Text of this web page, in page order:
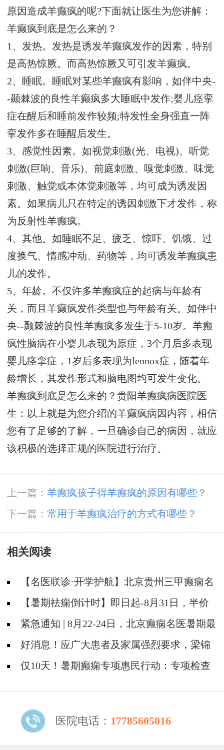
原因造成羊癫疯的呢?下面就让医生为您讲解：
羊癫疯到底是怎么来的？
1、发热。发热是诱发羊癫疯发作的因素，特别
是高热惊厥。而高热惊厥又可引发羊癫疯。
2、睡眠。睡眠对某些羊癫疯有影响，如伴中央-
-颞棘波的良性羊癫疯多大睡眠中发作;婴儿痉挛
症在醒后和睡前发作较频;特发性全身强直一阵
挛发作多在睡醒后发生。
3、感觉性因素。如视觉刺激(光、电视)、听觉
刺激(巨响、音乐)、前庭刺激、嗅觉刺激、味觉
刺激、触觉或本体觉刺激等，均可成为诱发因
素。如果病儿只在特定的诱因刺激下才发作，称
为反射性羊癫疯。
4、其他。如睡眠不足、疲乏、惊吓、饥饿、过
度换气、情感冲动、药物等，均可诱发羊癫疯患
儿的发作。
5、年龄。不仅许多羊癫疯症的起病与年龄有
关，而且羊癫疯发作类型也与年龄有关。如伴中
央--颞棘波的良性羊癫疯多发生于5-10岁。羊癫
疯性脑病在小婴儿表现为原症，3个月后多表现
婴儿痉挛症，1岁后多表现为lennox症，随着年
龄增长，其发作形式和脑电图均可发生变化。
羊癫疯到底是怎么来的？贵阳羊癫疯病医院医
生：以上就是为您介绍的羊癫疯病因内容，相信
您有了足够的了解，一旦确诊自己的病因，就应
该积极的选择正规的医院进行治疗。
上一篇： 羊癫疯孩子得羊癫疯的原因有哪些？
下一篇： 常用于羊癫疯治疗的方式有哪些？
相关阅读
【名医联诊·开学护航】北京贵州三甲癫痫名
医公益亲诊+检查治疗大额援助，速约！
【暑期祛痫倒计时】即日起-8月31日，半价
检查+专家免费亲诊+高达万元救助即将结束，
速约！
紧急通知 | 8月22-24日，北京癫痫名医暑期最
后亲诊机会，名额有限，速约！
好消息！应广大患者及家属强烈要求，梁锦
平教授亲诊时间延长至8月18日！
仅10天！暑期癫痫专项惠民行动：专项检查
限，速约！
医院电话： 17785605016